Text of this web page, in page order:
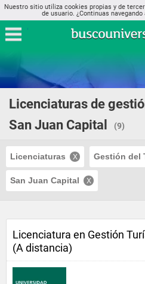
Nuestro sitio utiliza cookies propias y de
de usuario. ¿Continuas
Licenciaturas de
San Juan Capital
(9)
Licenciaturas Gestión del
San Juan Capital
Licenciatura en Gestión
(A distancia)